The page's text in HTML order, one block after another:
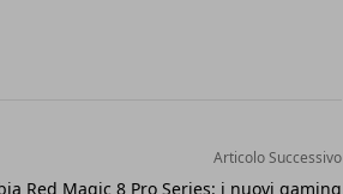
Articolo Successivo
Red Magic 8 Pro Series: i nuovi gaming